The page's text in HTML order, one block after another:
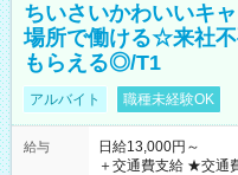
ちいさいかわいいキ
場所で働ける☆来社
もらえる◎/T1
アルバイト 職種未経験OK
給与
日給13,000円～
＋交通費支給 ★交通費全額支給！ ┗案件により規定あり ★日払